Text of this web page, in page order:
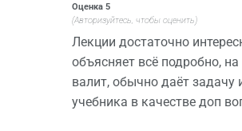
Оценка 5
(Авторизуйтесь, чтобы оценить)
Лекции достаточно
объясняет всё подробно,
валит, обычно даёт задачу
учебника в качестве доп